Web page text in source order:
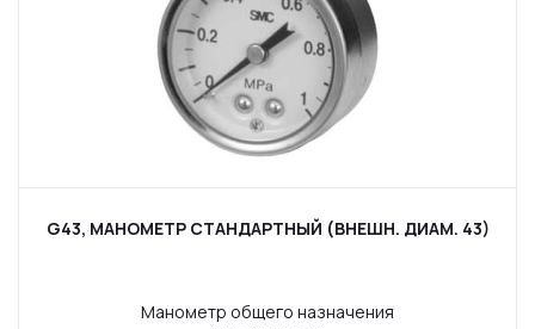
G43, МАНОМЕТР СТАНДАРТНЫЙ (ВНЕШН. ДИАМ. 43)
Манометр общего назначения